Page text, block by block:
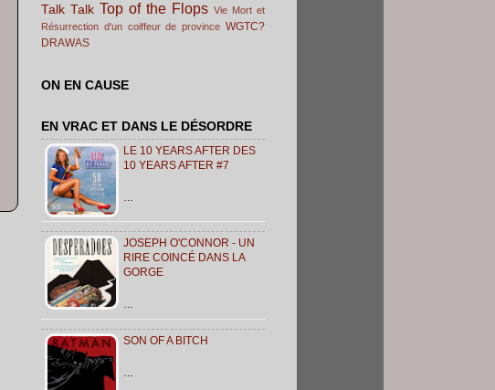
Talk Talk Top of the Flops Vie Mort et
Résurrection d'un coiffeur de province WGTC?
DRAWAS
ON EN CAUSE
EN VRAC ET DANS LE DÉSORDRE
LE 10 YEARS AFTER DES
10 YEARS AFTER #7
JOSEPH O'CONNOR - UN
RIRE COINCÉ DANS LA
GORGE
SON OF A BITCH